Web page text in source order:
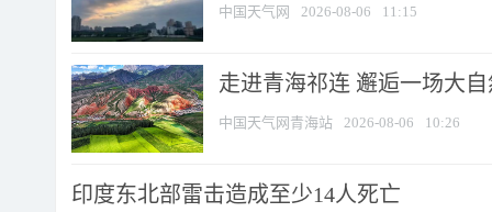
中国天气网 2026-08-06 11:15
走进青海祁连 邂逅一场大
中国天气网青海站 2026-08-06 10:26
印度东北部雷击造成至少14人死亡